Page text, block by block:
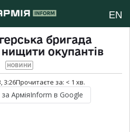
EN
бригада
окупантів
НОВИНИ
3:26Прочитаєте за: < 1 хв.
за АрміяInform в Google